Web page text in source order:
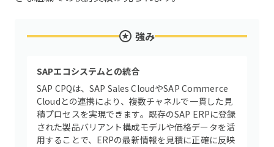
強み
SAPエコシステムとの統合
SAP CPQは、SAP Sales CloudやSAP Commerce
Cloudとの連携により、複数チャネルで一貫した見
積プロセスを実現できます。既存のSAP ERPに登録
された製品バリアント構成モデルや価格データを活
用することで、ERPの最新情報を見積に正確に反映